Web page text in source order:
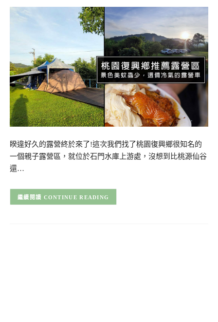
睽違好久的露營終於來了!這次我們找了桃園復興鄉很知名的
一個親子露營區，就位於石門水庫上游處，沒想到比桃源仙谷
還…
CONTINUE READING